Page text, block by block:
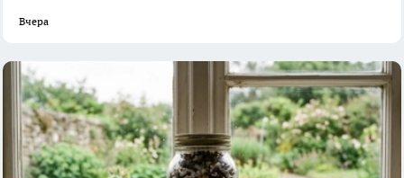
Вчера